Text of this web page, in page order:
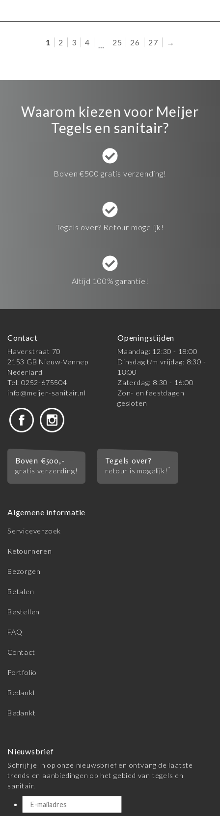
1 2 3 4 … 25 26 27 →
Waarom kiezen voor Meijer
Tegels en sanitair?
Boven €500 gratis verzending!
Tegels over? Retour mogelijk!
Altijd 100% garantie!
Contact
Haverstraat 70
2153 GB Nieuw-Vennep
Nederland
Tel: 0252-675504
info@meijer-sanitair.nl
Openingstijden
Maandag: 12:30 - 18:00
Dinsdag t/m vrijdag: 8:30 -
18:00
Zaterdag: 8:30 - 16:00
Zon- en feestdagen
gesloten
Boven €500,-
gratis verzending!
Tegels over?
retour is mogelijk! *
Algemene informatie
Serviceverzoek
Retourneren
Bezorgen
Betalen
Bestellen
FAQ
Contact
Portfolio
Bedankt
Bedankt
Nieuwsbrief
Schrijf je in op onze nieuwsbrief en ontvang de laatste
trends en aanbiedingen op het gebied van tegels en
sanitair.